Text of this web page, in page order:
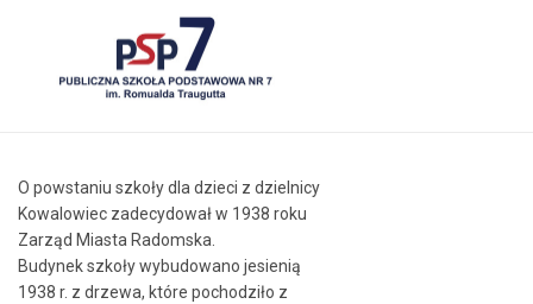
O powstaniu szkoły dla dzieci z dzielnicy
Kowalowiec zadecydował w 1938 roku
Zarząd Miasta Radomska.
Budynek szkoły wybudowano jesienią
1938 r. z drzewa, które pochodziło z